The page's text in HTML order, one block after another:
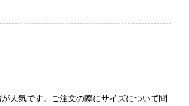
人気です。ご注文の際にサイズについて問